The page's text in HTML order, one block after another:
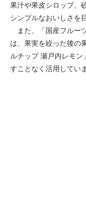
果汁や果皮シロップ、
シンプルなおいしさを
また、「国産フルー
は、果実を絞った後の
ルチップ 瀬戸内レモ
すことなく活用してい